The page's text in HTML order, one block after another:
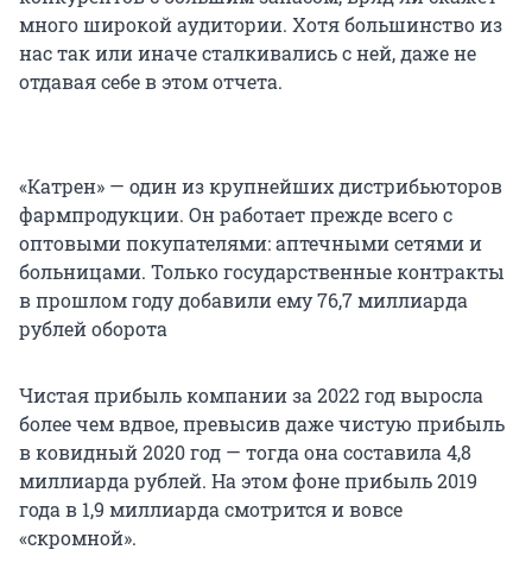
много широкой аудитории. Хотя большинство из
нас так или иначе сталкивались с ней, даже не
отдавая себе в этом отчета.
«Катрен» — один из крупнейших дистрибьюторов
фармпродукции. Он работает прежде всего с
оптовыми покупателями: аптечными сетями и
больницами. Только государственные контракты
в прошлом году добавили ему 76,7 миллиарда
рублей оборота
Чистая прибыль компании за 2022 год выросла
более чем вдвое, превысив даже чистую прибыль
в ковидный 2020 год — тогда она составила 4,8
миллиарда рублей. На этом фоне прибыль 2019
года в 1,9 миллиарда смотрится и вовсе
«скромной».